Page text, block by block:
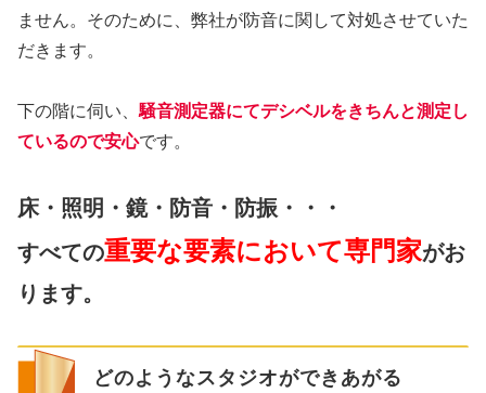
ません。そのために、弊社が防音に関して対処させていた
だきます。
下の階に伺い、 騒音測定器にてデシベルをきちんと測定し
ているので安心です。
床・照明・鏡・防音・防振・・・
すべての重要な要素において専門家がお
ります。
どのようなスタジオができあがる